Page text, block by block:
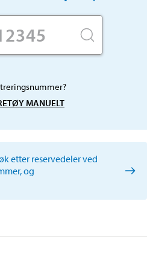
MANUELT
etter reservedeler ved
og